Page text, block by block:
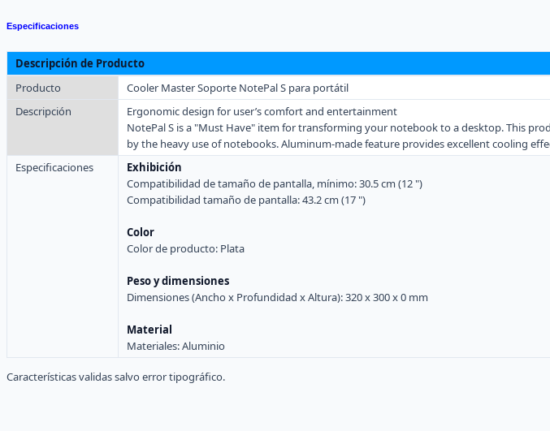
Especificaciones
Descripción de Producto
Producto
Cooler Master Soporte NotePal S para portátil
Descripción
Ergonomic design for user’s comfort and entertainment
NotePal S is a "Must Have" item for transforming your notebook to a desktop. This
by the heavy use of notebooks. Aluminum-made feature provides excellent cooling
Especificaciones
Exhibición
Compatibilidad de tamaño de pantalla, mínimo: 30.5 cm (12 ")
Compatibilidad tamaño de pantalla: 43.2 cm (17 ")
Color
Color de producto: Plata
Peso y dimensiones
Dimensiones (Ancho x Profundidad x Altura): 320 x 300 x 0 mm
Material
Materiales: Aluminio
Características validas salvo error tipográfico.